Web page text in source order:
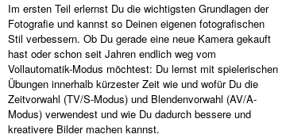
Im ersten Teil erlernst Du die wichtigsten Grundlagen der
Fotografie und kannst so Deinen eigenen fotografischen
Stil verbessern. Ob Du gerade eine neue Kamera gekauft
hast oder schon seit Jahren endlich weg vom
Vollautomatik-Modus möchtest: Du lernst mit spielerischen
Übungen innerhalb kürzester Zeit wie und wofür Du die
Zeitvorwahl (TV/S-Modus) und Blendenvorwahl (AV/A-
Modus) verwendest und wie Du dadurch bessere und
kreativere Bilder machen kannst.